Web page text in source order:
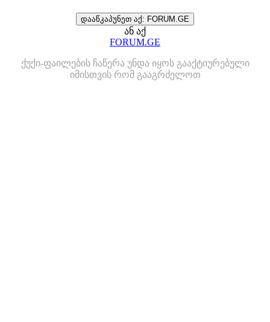
დააწკაპუნეთ აქ: FORUM.GE
ან აქ
FORUM.GE
ქუქი-ფაილების ჩაწერა უნდა იყოს გააქტიურებული
იმისთვის რომ გააგრძელოთ